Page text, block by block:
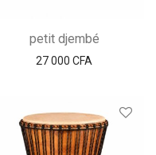
petit djembé
27 000 CFA